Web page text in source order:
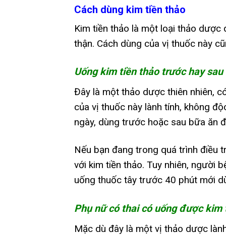
Cách dùng kim tiền thảo
Kim tiền thảo là một loại thảo
thận. Cách dùng của vị thuốc này
Uống kim tiền thảo trước hay sau
Đây là một thảo dược thiên nhiên,
của vị thuốc này lành tính, không
ngày, dùng trước hoặc sau bữa ăn
Nếu bạn đang trong quá trình điều
với kim tiền thảo. Tuy nhiên, người
uống thuốc tây trước 40 phút mới
Phụ nữ có thai có uống được kim
Mặc dù đây là một vị thảo dược